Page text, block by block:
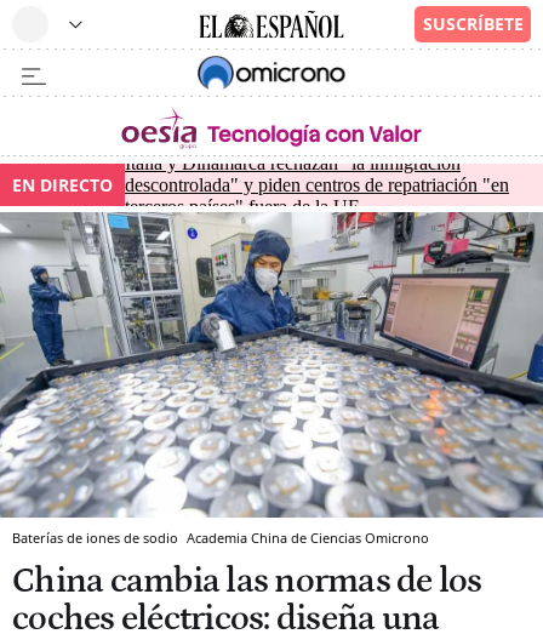
EN DIRECTO
Italia y Dinamarca rechazan "la inmigración
descontrolada" y piden centros de repatriación "en
terceros países" fuera de la UE
Baterías de iones de sodio Academia China de Ciencias Omicrono
China cambia las normas de los
coches eléctricos: diseña una